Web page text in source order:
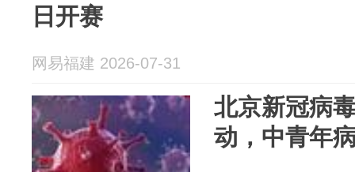
日开赛
网易福建 2026-07-31
北京新冠病
动，中青年